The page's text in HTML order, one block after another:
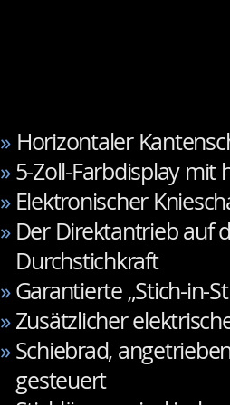
» Horizontaler
»5-Zoll-Farbdisplay mit
»Elektronischer
»Der Direktantrieb auf
Durchstichkraft
»Garantierte „Stich-in-
»Zusätzlicher
»Schiebrad,
gesteuert